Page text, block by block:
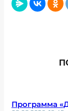
Программа